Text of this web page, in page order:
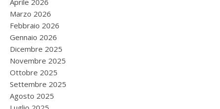
Aprile 2026
Marzo 2026
Febbraio 2026
Gennaio 2026
Dicembre 2025
Novembre 2025
Ottobre 2025
Settembre 2025
Agosto 2025